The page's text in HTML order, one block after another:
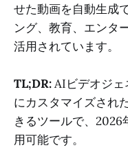
せた動画を自動生成
ング、教育、エンタ
活用されています。
TL;DR:AIビデオジェ
にカスタマイズされ
きるツールで、2026
用可能です。